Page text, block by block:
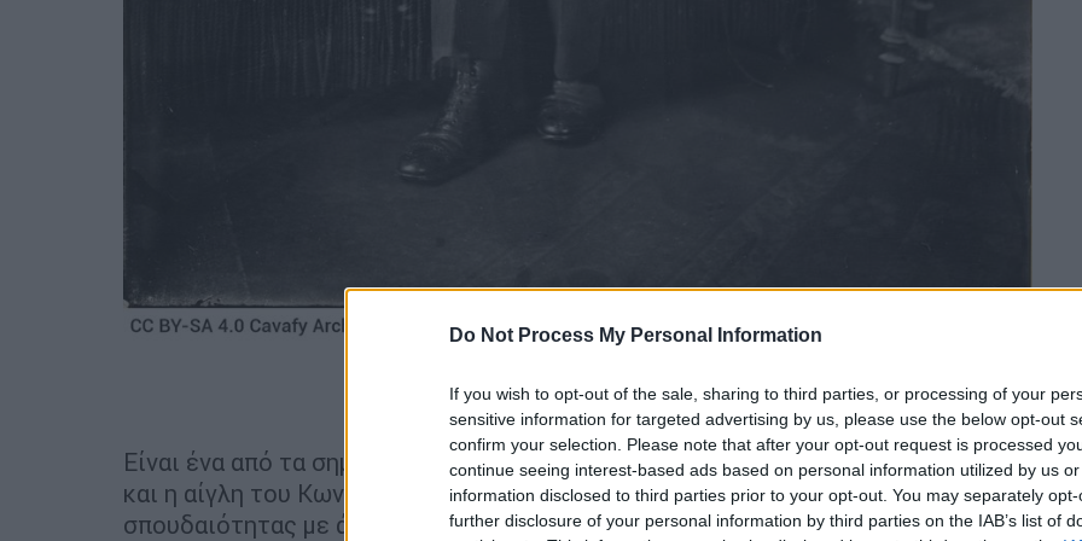
Do Not Process My Personal Information
If you wish to opt-out of the sale, sharing to third parties, or processing of your
sensitive information for targeted advertising by us, please use the below opt-out
confirm your selection. Please note that after your opt-out request is processed
continue seeing interest-based ads based on personal information utilized by us
information disclosed to third parties prior to your opt-out. You may separately
further disclosure of your personal information by third parties on the IAB’s list of
Προσθέστε το ΕΘΝΟΣ στη Google
Είναι ένα από τα σημαντικότερα λογοτεχνικά αρχεία του κόσμου, αφού η φήμη
και η αίγλη του Κωνσταντίνου Καβάφη είναι τέτοια που το καθιστά ανάλογης
σπουδαιότητας με άλλα συναφή – όπως το αρχείο της Εμιλυ Ντίκινσον ή ακόμα